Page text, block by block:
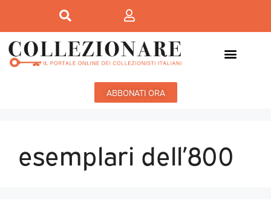
ABBONATI ORA
esemplari dell’800